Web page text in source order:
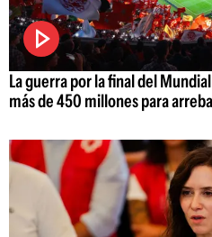
La guerra por la final del
más de 450 millones para